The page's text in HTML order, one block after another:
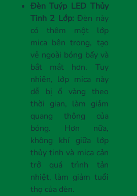
Đèn Tuýp LED Thủy
Tinh 2 Lớp: Đèn này
có thêm một lớp
mica bên trong, tạo
vẻ ngoài bóng bẩy và
bắt mắt hơn. Tuy
nhiên, lớp mica này
dễ bị ố vàng theo
thời gian, làm giảm
quang thông của
bóng. Hơn nữa,
không khí giữa lớp
thủy tinh và mica cản
trở quá trình tản
nhiệt, làm giảm tuổi
thọ của đèn.